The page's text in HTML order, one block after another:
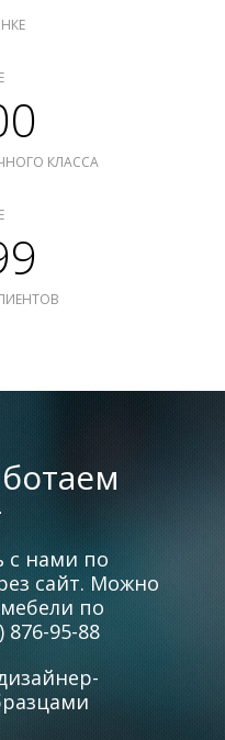
КЛАССА
с нами по
сайт. Можно
по
876-95-88